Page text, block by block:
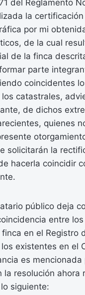
del Reglamento
la
por mi
de la cual
de la finca
parte
coincidentes
catastrales,
de dichos
quienes
solicitarán la
hacerla coincidir
público deja
entre
en el Registro
existentes en el
es mencionada
la resolución ahora
siguiente: